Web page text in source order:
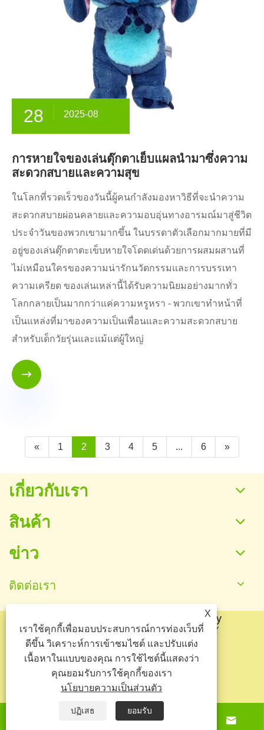
28 2025-08
การหายใจของเล่นตุ๊กตาเย็บแผลนำมาซึ่งความ
สะดวกสบายและความสุข
ในโลกที่รวดเร็วของวันนี้ผู้คนกำลังมองหาวิธีที่จะนำความ
สะดวกสบายผ่อนคลายและความอบอุ่นทางอารมณ์มาสู่ชีวิต
ประจำวันของพวกเขามากขึ้น ในบรรดาตัวเลือกมากมายที่มี
อยู่ของเล่นตุ๊กตาตะเข็บหายใจโดดเด่นด้วยการผสมผสานที่
ไม่เหมือนใครของความน่ารักนวัตกรรมและการบรรเทา
ความเครียด ของเล่นเหล่านี้ได้รับความนิยมอย่างมากทั่ว
โลกกลายเป็นมากกว่าแค่ความหรูหรา - พวกเขาทำหน้าที่
เป็นแหล่งที่มาของความเป็นเพื่อนและความสะดวกสบาย
สำหรับเด็กวัยรุ่นและแม้แต่ผู้ใหญ่

« 1 2 3 4 5 ... 6 »
เกี่ยวกับเรา
สินค้า
ข่าว
ติดต่อเรา
ลิขสิทธิ์© 2025 Baoding Yuankang Toy
Manufacturing Co., Ltd. สงวนลิขสิทธิ์
Links
Sitemap RSS XML
นโยบายความเป็นส่วนตัว
 
X
เราใช้คุกกี้เพื่อมอบประสบการณ์การท่องเว็บที่
ดีขึ้น วิเคราะห์การเข้าชมไซต์ และปรับแต่ง
เนื้อหาในแบบของคุณ การใช้ไซต์นี้แสดงว่า
คุณยอมรับการใช้คุกกี้ของเรา
นโยบายความเป็นส่วนตัว
ปฏิเสธ ยอมรับ